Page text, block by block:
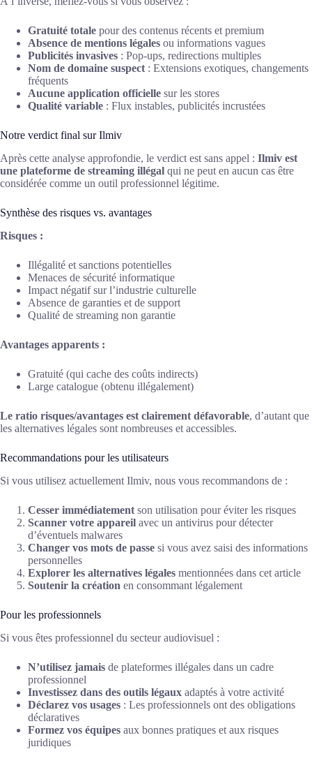
Gratuité totale pour des contenus récents et premium
Absence de mentions légales ou informations vagues
Publicités invasives : Pop-ups, redirections multiples
Nom de domaine suspect : Extensions exotiques, changements
fréquents
Aucune application officielle sur les stores
Qualité variable : Flux instables, publicités incrustées
Notre verdict final sur Ilmiv
Après cette analyse approfondie, le verdict est sans appel : Ilmiv est
une plateforme de streaming illégal qui ne peut en aucun cas être
considérée comme un outil professionnel légitime.
Synthèse des risques vs. avantages
Risques :
Illégalité et sanctions potentielles
Menaces de sécurité informatique
Impact négatif sur l’industrie culturelle
Absence de garanties et de support
Qualité de streaming non garantie
Avantages apparents :
Gratuité (qui cache des coûts indirects)
Large catalogue (obtenu illégalement)
Le ratio risques/avantages est clairement défavorable, d’autant que
les alternatives légales sont nombreuses et accessibles.
Recommandations pour les utilisateurs
Si vous utilisez actuellement Ilmiv, nous vous recommandons de :
Cesser immédiatement son utilisation pour éviter les risques
Scanner votre appareil avec un antivirus pour détecter
d’éventuels malwares
Changer vos mots de passe si vous avez saisi des informations
personnelles
Explorer les alternatives légales mentionnées dans cet article
Soutenir la création en consommant légalement
Pour les professionnels
Si vous êtes professionnel du secteur audiovisuel :
N’utilisez jamais de plateformes illégales dans un cadre
professionnel
Investissez dans des outils légaux adaptés à votre activité
Déclarez vos usages : Les professionnels ont des obligations
déclaratives
Formez vos équipes aux bonnes pratiques et aux risques
juridiques